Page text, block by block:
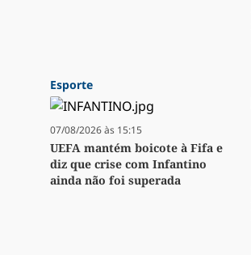
Esporte
07/08/2026 às 15:15
UEFA mantém boicote à Fifa e
diz que crise com Infantino
ainda não foi superada